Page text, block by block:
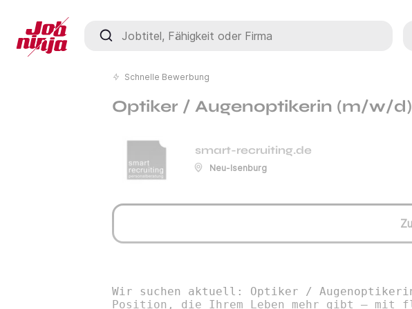
Jobtitel, Fähigkeit oder Firma
Schnelle Bewerbung
Optiker / Augenoptikerin (m/w/d)
smart-recruiting.de
Neu-Isenburg
Wir suchen aktuell: Optiker /
Position, die Ihrem Leben mehr gibt – mit